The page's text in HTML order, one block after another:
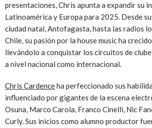
presentaciones, Chris apunta a expandir su
Latinoamérica y Europa para 2025. Desde
ciudad natal, Antofagasta, hasta las radios
Chile, su pasión por la house music ha
llevándolo a conquistar los circuitos de
a nivel nacional como internacional.
Chris Cardenceha perfeccionado sus
influenciado por gigantes de la escena
Osuna, Marco Carola, Franco Cinelli, Nic
Curly. Sus inicios como alumno productor